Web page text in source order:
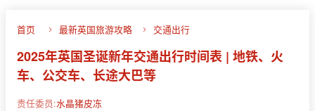
首页 最新英国旅游攻略 交通出行
2025年英国圣诞新年交通出行时间表 | 地铁、火
车、公交车、长途大巴等
责任委员:水晶猪皮冻